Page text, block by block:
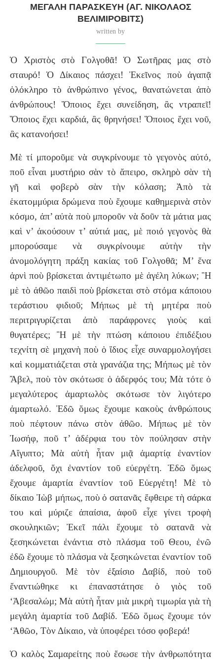
ΜΕΓΑΛΗ ΠΑΡΑΣΚΕΥΗ (ΑΓ. ΝΙΚΌΛΑΟΣ
ΒΕΛΙΜΊΡΟΒΙΤΣ)
written by
Ὁ Χριστὸς στὸ Γολγοθᾶ! Ὁ Σωτῆρας μας στὸ
σταυρό! Ὁ Δίκαιος πάσχει! Ἐκεῖνος ποὺ ἀγαπᾷ
ὁλόκληρο τὸ ἀνθρώπινο γένος, θανατώνεται ἀπὸ
ἀνθρώπους! Ὅποιος ἔχει συνείδηση, ἂς ντραπεῖ!
Ὅποιος ἔχει καρδιά, ἂς θρηνήσει! Ὅποιος ἔχει νοῦ,
ἂς κατανοήσει!
Μὲ τί μποροῦμε νὰ συγκρίνουμε τὸ γεγονὸς αὐτό,
ποῦ εἶναι μυστήριο σὰν τὸ ἄπειρο, σκληρὸ σὰν τὴ
γῆ καὶ φοβερὸ σὰν τὴν κόλαση; Ἀπὸ τὰ
ἑκατομμύρια δρώμενα ποὺ ἔχουμε καθημερινὰ στὸν
κόσμο, ἀπ’ αὐτὰ ποὺ μποροῦν νὰ δοῦν τὰ μάτια μας
καὶ ν’ ἀκούσουν τ’ αὐτιά μας, μὲ ποιό γεγονὸς θὰ
μπορούσαμε νὰ συγκρίνουμε αὐτὴν τὴν
ἀνομολόγητη πράξη κακίας τοῦ Γολγοθᾶ; Μ’ ἕνα
ἀρνὶ ποὺ βρίσκεται ἀντιμέτωπο μὲ ἀγέλη λύκων; Ἢ
μὲ τὸ ἀθῶο παιδὶ ποὺ βρίσκεται στὸ στόμα κάποιου
τεράστιου φιδιοῦ; Μήπως μὲ τὴ μητέρα ποὺ
περιτριγυρίζεται ἀπὸ παράφρονες γιοὺς καὶ
θυγατέρες; Ἢ μὲ τὴν πτώση κάποιου ἐπιδέξιου
τεχνίτη σὲ μηχανὴ ποὺ ὁ ἴδιος εἶχε συναρμολογήσει
καὶ κομματιάζεται στὰ γρανάζια της; Μήπως μὲ τὸν
Ἄβελ, ποὺ τὸν σκότωσε ὁ ἀδερφός του; Μὰ τότε ὁ
μεγαλύτερος ἁμαρτωλὸς σκότωσε τὸν λιγότερο
ἁμαρτωλό. Ἐδῶ ὅμως ἔχουμε κακοὺς ἀνθρώπους
ποὺ πέφτουν πάνω στὸν ἀθῶο. Μήπως μὲ τὸν
Ἰωσήφ, ποῦ τ’ ἀδέρφια του τὸν πούλησαν στὴν
Αἴγυπτο; Μὰ αὐτὴ ἦταν μιᾷ ἁμαρτίᾳ ἐναντίον
ἀδελφοῦ, ὄχι ἐναντίον τοῦ εὐεργέτη. Ἐδῶ ὅμως
ἔχουμε ἁμαρτία ἐναντίον τοῦ Εὐεργέτη! Μὲ τὸ
δίκαιο Ἰὼβ μήπως, ποὺ ὁ σατανᾶς ἔφθειρε τὴ σάρκα
του καὶ μύριζε ἀπαίσια, ἀφοῦ εἶχε γίνει τροφὴ
σκουληκιῶν; Ἐκεῖ πάλι ἔχουμε τὸ σατανᾶ νὰ
ξεσηκώνεται ἐνάντια στὸ πλάσμα τοῦ Θεου, ἐνῶ
ἐδῶ ἔχουμε τὸ πλάσμα νὰ ξεσηκώνεται ἐναντίον τοῦ
Δημιουργοῦ. Μὲ τὸν ἐξαίσιο Δαβίδ, ποὺ τοῦ
ἔναντιώθηκε κι ἐπαναστάτησε ὁ γιὸς τοῦ
‘Ἀβεσαλώμ; Mὰ αὐτὴ ἦταν μιὰ μικρὴ τιμωρία γιὰ τὴ
μεγάλη ἁμαρτία τοῦ Δαβίδ. Ἐδῶ ὅμως ἔχουμε τόν
‘Ἀθῶο, Τὸν Δίκαιο, νὰ ὑποφέρει τόσο φοβερά!
Ὁ καλὸς Σαμαρείτης ποὺ ἔσωσε τὴν ἀνθρωπότητα